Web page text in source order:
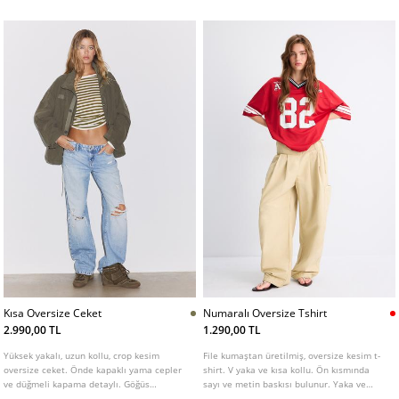
Kısa Oversize Ceket
2.990,00 TL
Yüksek yakalı, uzun kollu, crop kesim
oversize ceket. Önde kapaklı yama cepler
ve düğmeli kapama detaylı. Göğüs
Numaralı Oversize Tshirt
1.290,00 TL
File kumaştan üretilmiş, oversize kesim t-
shirt. V yaka ve kısa kollu. Ön kısmında
sayı ve metin baskısı bulunur. Yaka ve